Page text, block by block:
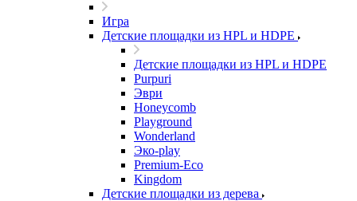
Игра
Детские площадки из HPL и HDPE
Детские площадки из HPL и HDPE
Purpuri
Эври
Honeycomb
Playground
Wonderland
Эко-play
Premium-Eco
Kingdom
Детские площадки из дерева